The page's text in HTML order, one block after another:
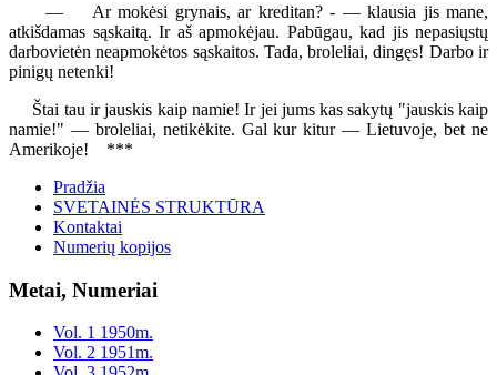
— Ar mokėsi grynais, ar kreditan? - — klausia jis mane,
atkišdamas sąskaitą. Ir aš apmokėjau. Pabūgau, kad jis nepasiųstų
darbovietėn neapmokėtos sąskaitos. Tada, broleliai, dingęs! Darbo ir
pinigų netenki!
Štai tau ir jauskis kaip namie! Ir jei jums kas sakytų "jauskis kaip
namie!" — broleliai, netikėkite. Gal kur kitur — Lietuvoje, bet ne
Amerikoje! ***
Pradžia
SVETAINĖS STRUKTŪRA
Kontaktai
Numerių kopijos
Metai, Numeriai
Vol. 1 1950m.
Vol. 2 1951m.